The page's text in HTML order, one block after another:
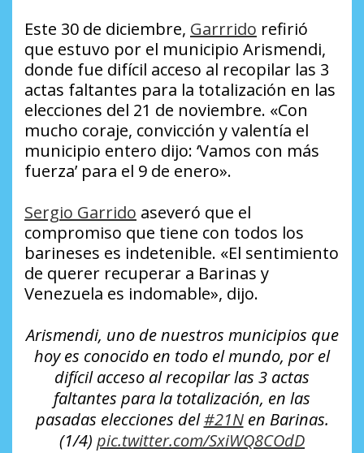
Este 30 de diciembre, Garrrido refirió
que estuvo por el municipio Arismendi,
donde fue difícil acceso al recopilar las 3
actas faltantes para la totalización en las
elecciones del 21 de noviembre. «Con
mucho coraje, convicción y valentía el
municipio entero dijo: ‘Vamos con más
fuerza’ para el 9 de enero».
Sergio Garrido aseveró que el
compromiso que tiene con todos los
barineses es indetenible. «El sentimiento
de querer recuperar a Barinas y
Venezuela es indomable», dijo.
Arismendi, uno de nuestros municipios que
hoy es conocido en todo el mundo, por el
difícil acceso al recopilar las 3 actas
faltantes para la totalización, en las
pasadas elecciones del#21Nen Barinas.
(1/4) pic.twitter.com/SxiWQ8COdD